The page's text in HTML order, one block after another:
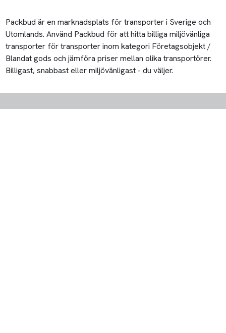
Packbud är en marknadsplats för transporter i Sverige och
Utomlands. Använd Packbud för att hitta billiga miljövänliga
transporter för transporter inom kategori Företagsobjekt /
Blandat gods och jämföra priser mellan olika transportörer.
Billigast, snabbast eller miljövänligast - du väljer.